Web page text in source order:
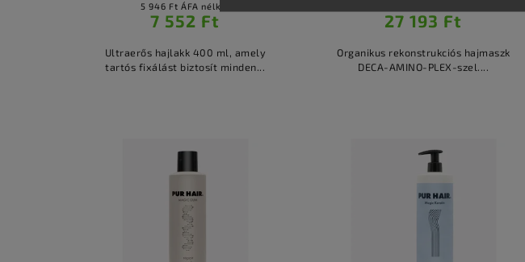
5 946 Ft ÁFA nélkül
7 552 Ft
Ultraerős hajlakk 400 ml, amely
tartós fixálást biztosít minden...
27 193 Ft
Organikus rekonstrukciós hajmaszk
DECA-AMINO-PLEX-szel....